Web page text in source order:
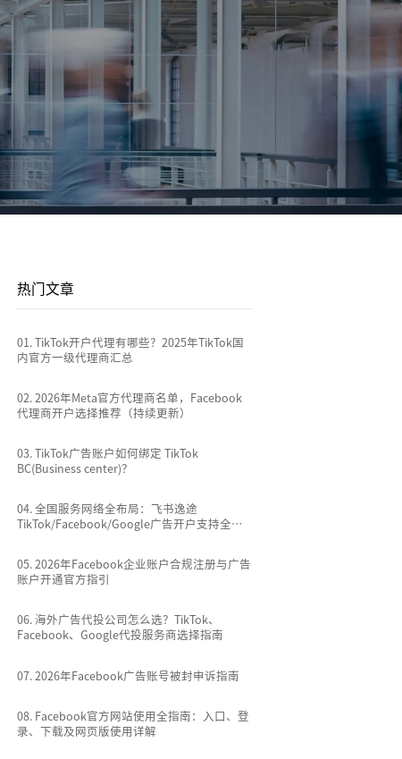
通过关键词策略、平台广告优化和流量加权撬动
1v1投放顾问 | AI智能投放 | 海外广告代投
全链路代运营
跨境电商行业热点新闻消息
热门文章
01.TikTok开户代理有哪些？2025年TikTok国
内官方一级代理商汇总
02.2026年Meta官方代理商名单，Facebook
代理商开户选择推荐（持续更新）
03.TikTok广告账户如何绑定 TikTok
BC(Business center)？
04.全国服务网络全布局：飞书逸途
TikTok/Facebook/Google广告开户支持全国
05.2026年Facebook企业账户合规注册与广告
账户开通官方指引
06.海外广告代投公司怎么选？TikTok、
Facebook、Google代投服务商选择指南
07.2026年Facebook广告账号被封申诉指南
08. Facebook官方网站使用全指南：入口、登
录、下载及网页版使用详解